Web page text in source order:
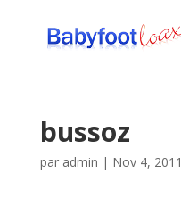
bussoz
par admin | Nov 4, 2011